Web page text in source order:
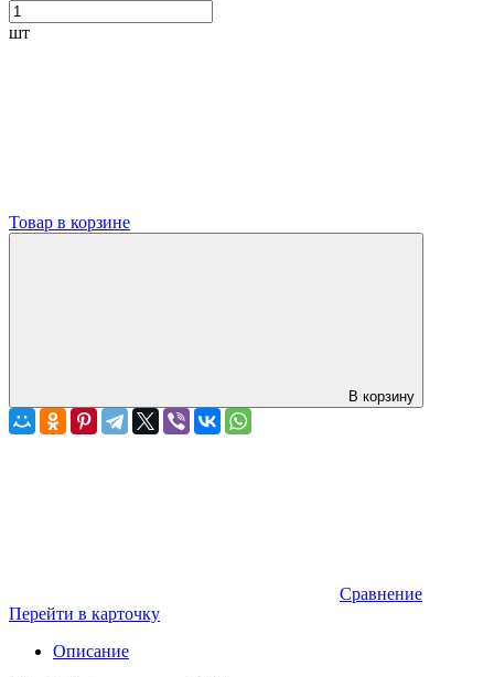
шт
Товар в корзине
В корзину
Сравнение
Перейти в карточку
Описание